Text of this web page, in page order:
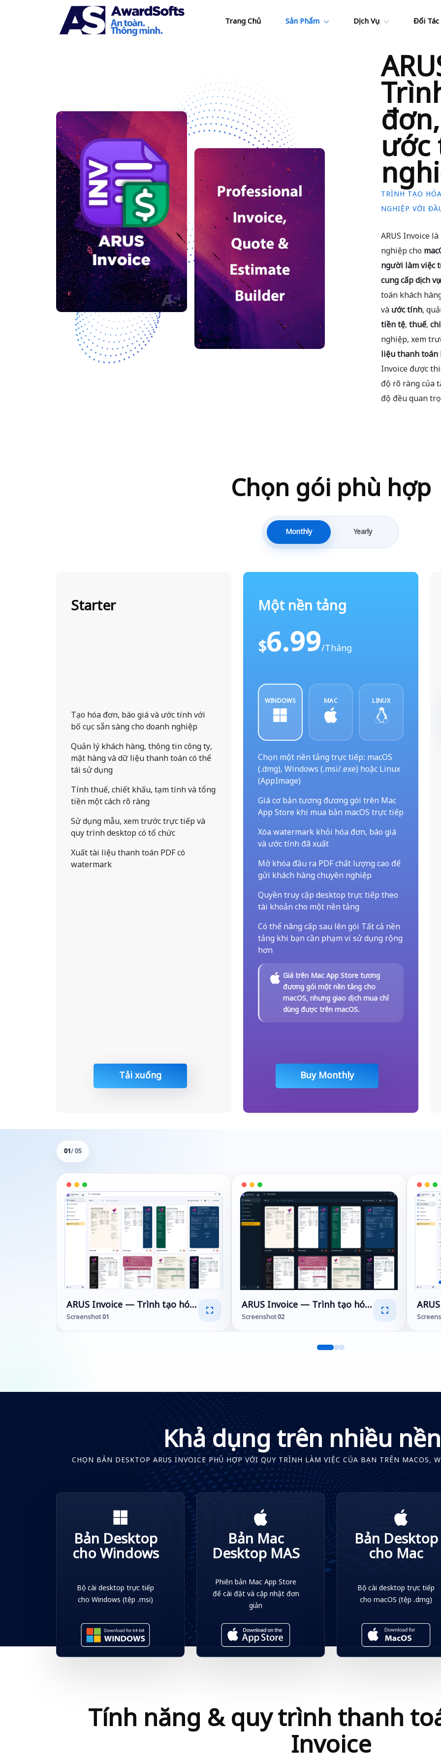
Trang Chủ Sản Phẩm Dịch Vụ Đối
TRÌNH TẠO
NGHIỆP VỚI
ARUS Invoice
nghiệp cho
người làm việc
cung cấp dịch vụ
toán khách
vàước tính,
tiền tệ,thuế,
nghiệp, xem
liệu thanh toán
Invoice được
độ rõ ràng của
độ đều quan
Chọn gói phù hợp
Monthly Yearly
Starter
Tạo hóa đơn, báo giá và ước tính với
bố cục sẵn sàng cho doanh nghiệp
Quản lý khách hàng, thông tin công ty,
mặt hàng và dữ liệu thanh toán có thể
tái sử dụng
Tính thuế, chiết khấu, tạm tính và tổng
tiền một cách rõ ràng
Sử dụng mẫu, xem trước trực tiếp và
quy trình desktop có tổ chức
Xuất tài liệu thanh toán PDF có
watermark
Tải xuống
Một nền tảng
$6.99/Tháng
WINDOWS MAC LINUX
Chọn một nền tảng trực tiếp: macOS
(.dmg), Windows (.msi/.exe) hoặc Linux
(AppImage)
Giá cơ bản tương đương gói trên Mac
App Store khi mua bản macOS trực tiếp
Xóa watermark khỏi hóa đơn, báo giá
và ước tính đã xuất
Mở khóa đầu ra PDF chất lượng cao để
gửi khách hàng chuyên nghiệp
Quyền truy cập desktop trực tiếp theo
tài khoản cho một nền tảng
Có thể nâng cấp sau lên gói Tất cả nền
tảng khi bạn cần phạm vi sử dụng rộng
hơn
Giá trên Mac App Store tương
đương gói một nền tảng cho
macOS, nhưng giao dịch mua chỉ
dùng được trên macOS.
Buy Monthly
01/ 05
ARUS Invoice — Trình tạo hóa đơn, báo giá & ước tính chuyên nghiệp
Screenshot 01
ARUS Invoice — Trình tạo hóa đơn, báo giá &
Screenshot 02
Khả dụng trên nhiều
CHỌN BẢN DESKTOP ARUS INVOICE PHÙ HỢP VỚI QUY TRÌNH LÀM VIỆC CỦA BẠN TRÊN MACOS,
Bản Desktop
cho Windows
Bộ cài desktop trực tiếp
cho Windows (tệp .msi)
Bản Mac
Desktop MAS
Phiên bản Mac App Store
để cài đặt và cập nhật đơn
giản
Bản Desktop
cho Mac
Bộ cài desktop trực tiếp
cho macOS (tệp .dmg)
Tính năng & quy trình thanh
Invoice